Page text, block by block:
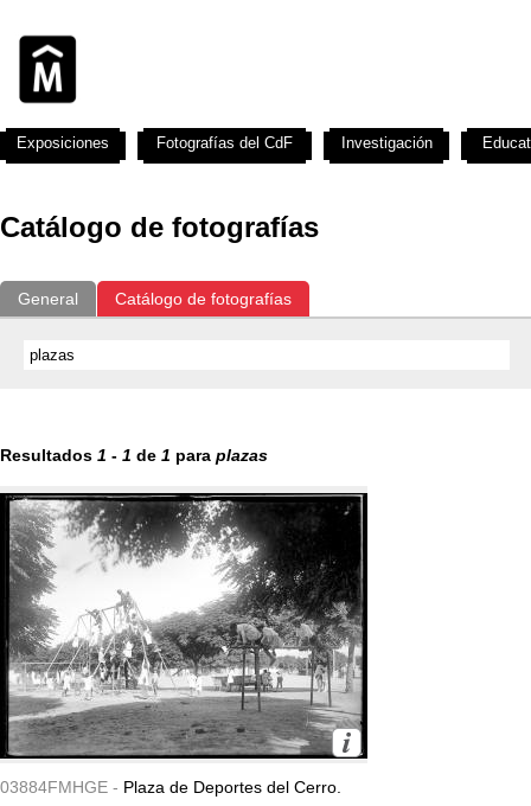
Catálogo de fotografías
General Catálogo de fotografías
Resultados 1 - 1 de 1 para plazas
03884FMHGE - Plaza de Deportes del Cerro.
Exposiciones Fotografías del CdF Investigación